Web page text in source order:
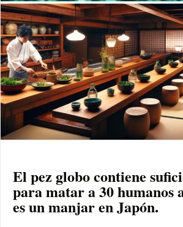
El pez globo contiene
para matar a 30 humanos
es un manjar en Japón.